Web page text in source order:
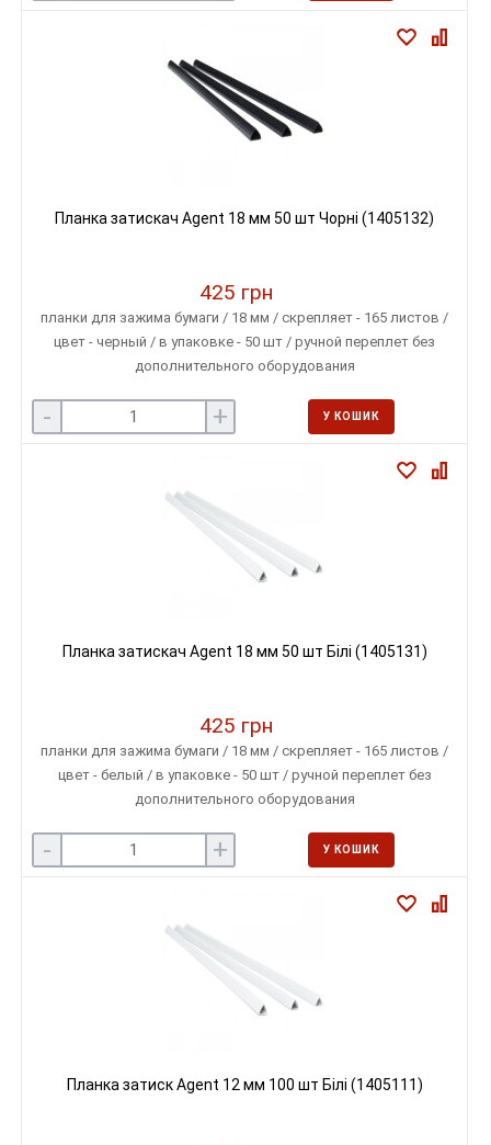
Планка затискач Agent 18 мм 50 шт Чорні (1405132)
425 грн
планки для зажима бумаги / 18 мм / скрепляет - 165 листов /
цвет - черный / в упаковке - 50 шт / ручной переплет без
дополнительного оборудования
- + У КОШИК
Планка затискач Agent 18 мм 50 шт Білі (1405131)
425 грн
планки для зажима бумаги / 18 мм / скрепляет - 165 листов /
цвет - белый / в упаковке - 50 шт / ручной переплет без
дополнительного оборудования
- + У КОШИК
Планка затиск Agent 12 мм 100 шт Білі (1405111)